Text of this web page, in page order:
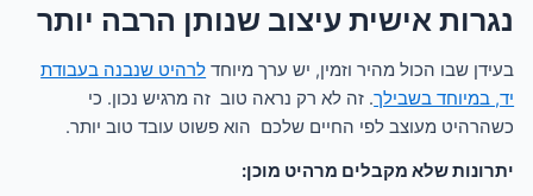
נגרות אישית עיצוב שנותן הרבה יותר
בעידן שבו הכול מהיר וזמין, יש ערך מיוחד לרהיט שנבנה בעבודת
יד, במיוחד בשבילך. זה לא רק נראה טוב זה מרגיש נכון. כי
כשהרהיט מעוצב לפי החיים שלכם הוא פשוט עובד טוב יותר.
יתרונות שלא מקבלים מרהיט מוכן: